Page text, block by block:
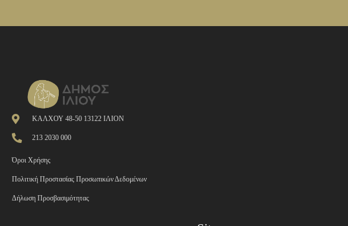
ΚΑΛΧΟΥ 48-50 13122 ΙΛΙΟΝ
213 2030 000
Όροι Χρήσης
Πολιτική Προστασίας Προσωπικών Δεδομένων
Δήλωση Προσβασιμότητας